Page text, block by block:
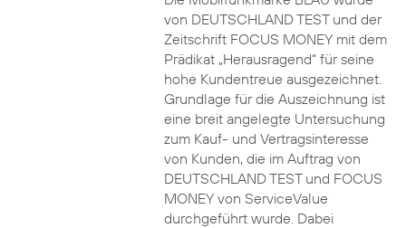
von DEUTSCHLAND TEST und der
Zeitschrift FOCUS MONEY mit dem
Prädikat „Herausragend“ für seine
hohe Kundentreue ausgezeichnet.
Grundlage für die Auszeichnung ist
eine breit angelegte Untersuchung
zum Kauf- und Vertragsinteresse
von Kunden, die im Auftrag von
DEUTSCHLAND TEST und FOCUS
MONEY von ServiceValue
durchgeführt wurde. Dabei